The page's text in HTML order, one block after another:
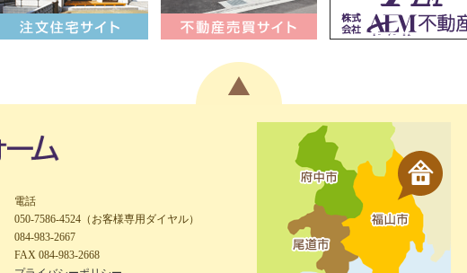
電話
050-7586-4524（お客様専用ダイヤル）
084-983-2667
FAX 084-983-2668